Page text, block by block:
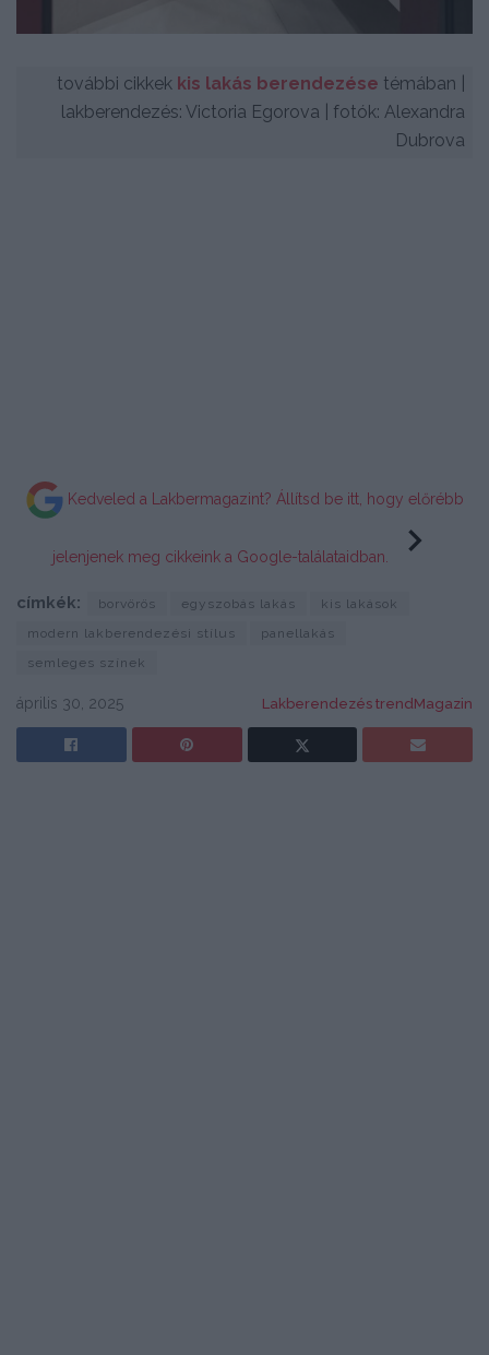
további cikkek kis lakás berendezése témában |
lakberendezés: Victoria Egorova | fotók: Alexandra
Dubrova
Kedveled a Lakbermagazint? Állítsd be itt, hogy előrébb
jelenjenek meg cikkeink a Google-találataidban.
címkék: borvörös egyszobás lakás
kis lakások
modern lakberendezési stílus
panellakás
semleges színek
április 30, 2025 Lakberendezés trendMagazin